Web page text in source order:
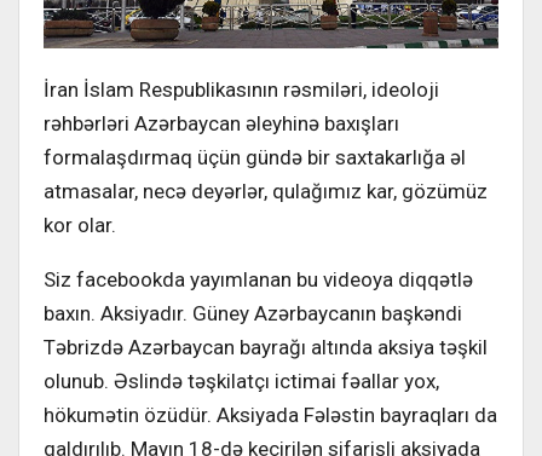
İran İslam Respublikasının rəsmiləri, ideoloji
rəhbərləri Azərbaycan əleyhinə baxışları
formalaşdırmaq üçün gündə bir saxtakarlığa əl
atmasalar, necə deyərlər, qulağımız kar, gözümüz
kor olar.
Siz facebookda yayımlanan bu videoya diqqətlə
baxın. Aksiyadır. Güney Azərbaycanın başkəndi
Təbrizdə Azərbaycan bayrağı altında aksiya təşkil
olunub. Əslində təşkilatçı ictimai fəallar yox,
hökumətin özüdür. Aksiyada Fələstin bayraqları da
qaldırılıb. Mayın 18-də keçirilən sifarişli aksiyada